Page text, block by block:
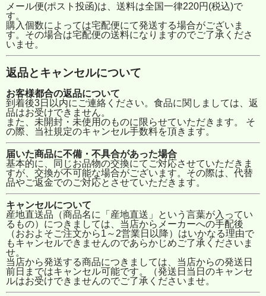
メール便(ポスト投函)は、送料は全国一律220円(税込)で
す。
購入個数によっては宅配便にて発送する場合がございま
す。その場合は宅配便の送料になりますのでご了承くださ
いませ。
返品とキャンセルについて
お客様都合の返品について
到着後3日以内にご連絡ください。食品に関しましては、返
品はお受けできません。
また、未開封・未使用のものに限らせていただきます。 そ
の際、当社規定のキャンセル手数料を頂きます。
届いた商品に不備・不具合があった場合
基本的に、同じお品物の交換にてご対応させていただきま
すが、交換が不可能な場合がございます。その際は、代替
品やご返金でのご対応とさせていただきます。
キャンセルについて
産地直送品（商品名に「産地直送」という言葉が入ってい
るもの）につきましては、当店からメーカーへの手配後
（おおよそご注文から1～2営業日以降）はいかなる理由で
もキャンセルできませんのであらかじめご了承くださいま
せ。
当店から発送する商品につきましては、当店からの発送日
前日まではキャンセル可能です。（発送日当日のキャンセ
ルはお受けできませんのでご了承くださいませ。